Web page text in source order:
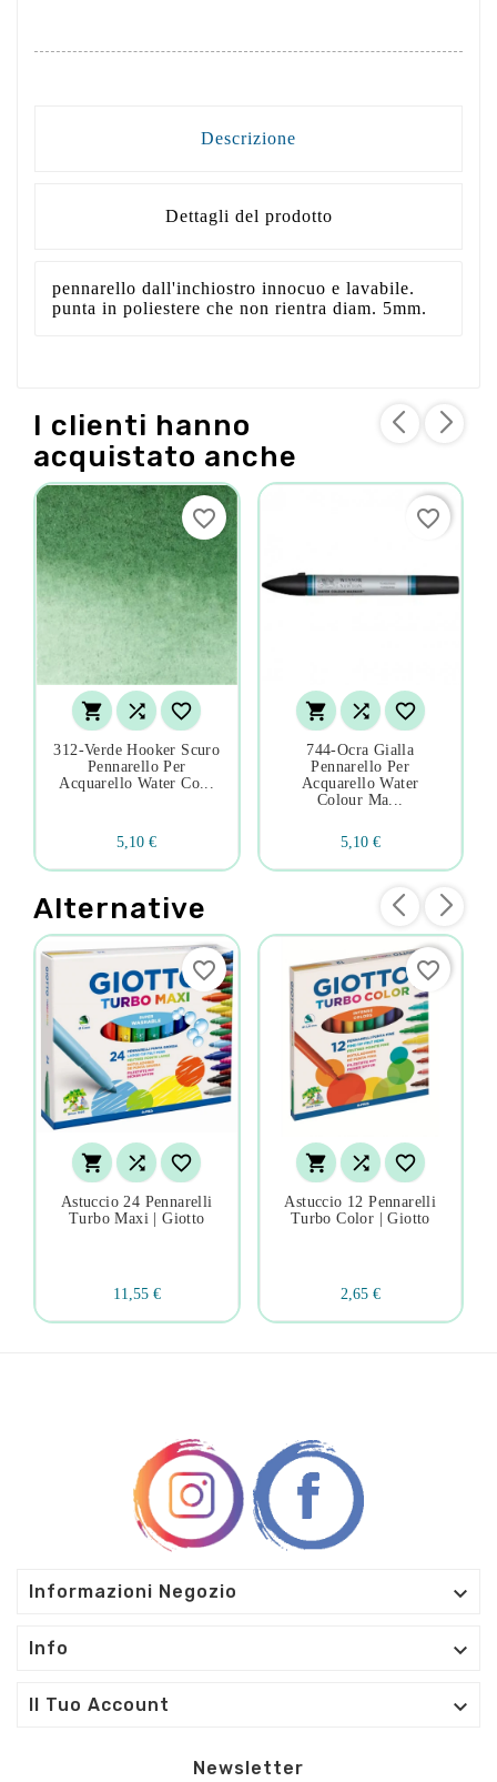
Descrizione
Dettagli del prodotto
pennarello dall'inchiostro innocuo e lavabile.
punta in poliestere che non rientra diam. 5mm.
I clienti hanno
acquistato anche
  
312-Verde Hooker Scuro
Pennarello Per
Acquarello Water Co...
5,10 €
favorite_border
  
744-Ocra Gialla
Pennarello Per
Acquarello Water
Colour Ma...
5,10 €
favorite_border
Alternative
  
Astuccio 24 Pennarelli
Turbo Maxi | Giotto
11,55 €
favorite_border
  
Astuccio 12 Pennarelli
Turbo Color | Giotto
2,65 €
favorite_border
Informazioni Negozio 
Info 
Il Tuo Account 
Newsletter